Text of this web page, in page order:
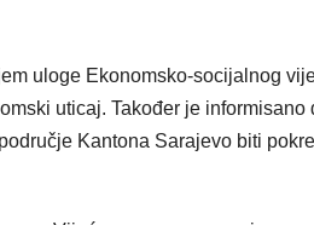
uloge Ekonomsko-socijalnog
uticaj. Također je informisano
Kantona Sarajevo biti